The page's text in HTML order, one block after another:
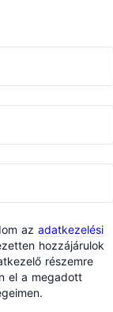
azadatkezelési
hozzájárulok
részemre
el a megadott